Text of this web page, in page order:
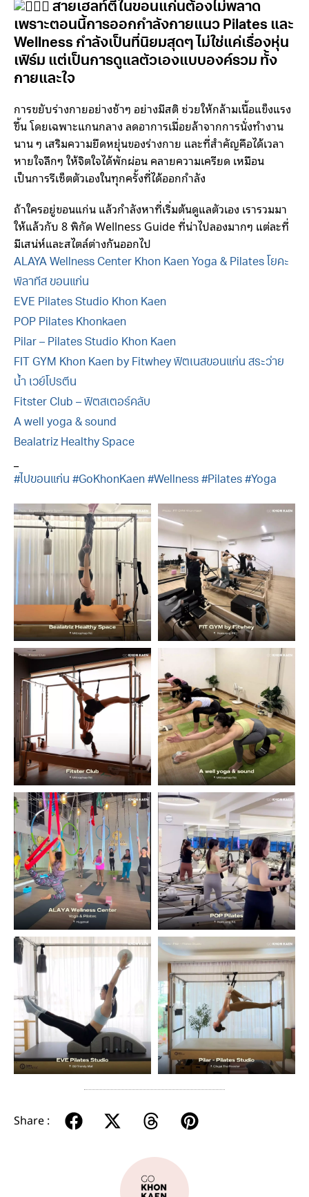
สายเฮลท์ตี้ในขอนแก่นต้องไม่พลาด
เพราะตอนนี้การออกกำลังกายแนว Pilates และ
Wellness กำลังเป็นที่นิยมสุดๆ ไม่ใช่แค่เรื่องหุ่น
เฟิร์ม แต่เป็นการดูแลตัวเองแบบองค์รวม ทั้ง
กายและใจ
การขยับร่างกายอย่างช้าๆ อย่างมีสติ ช่วยให้กล้ามเนื้อแข็งแรง
ขึ้น โดยเฉพาะแกนกลาง ลดอาการเมื่อยล้าจากการนั่งทำงาน
นาน ๆ เสริมความยืดหยุ่นของร่างกาย และที่สำคัญคือได้เวลา
หายใจลึกๆ ให้จิตใจได้พักผ่อน คลายความเครียด เหมือน
เป็นการรีเซ็ตตัวเองในทุกครั้งที่ได้ออกกำลัง
ถ้าใครอยู่ขอนแก่น แล้วกำลังหาที่เริ่มต้นดูแลตัวเอง เรารวมมา
ให้แล้วกับ 8 พิกัด Wellness Guide ที่น่าไปลองมากๆ แต่ละที่
มีเสน่ห์และสไตล์ต่างกันออกไป
ALAYA Wellness Center Khon Kaen Yoga & Pilates โยคะ
พิลาทีส ขอนแก่น
EVE Pilates Studio Khon Kaen
POP Pilates Khonkaen
Pilar – Pilates Studio Khon Kaen
FIT GYM Khon Kaen by Fitwhey ฟิตเนสขอนแก่น สระว่าย
น้ำ เวย์โปรตีน
Fitster Club – ฟิตสเตอร์คลับ
A well yoga & sound
Bealatriz Healthy Space
#ไปขอนแก่น #GoKhonKaen #Wellness #Pilates #Yoga
Share :